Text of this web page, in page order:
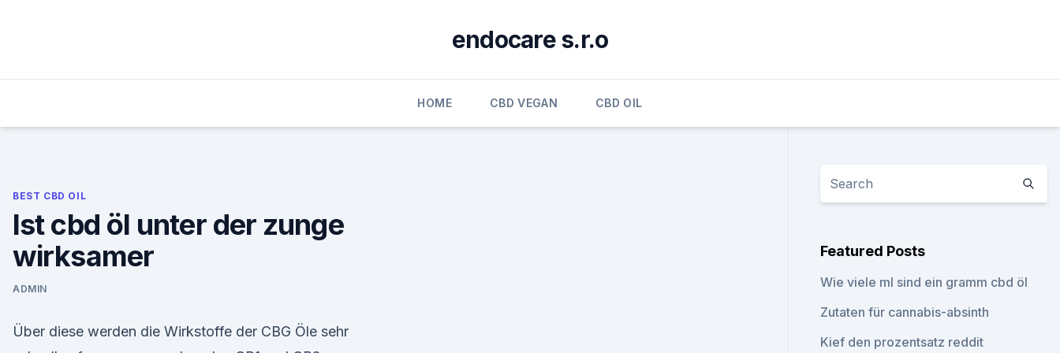
endocare s.r.o
HOME CBD VEGAN CBD OIL
BEST CBD OIL
Ist cbd öl unter der zunge
wirksamer
ADMIN
Über diese werden die Wirkstoffe der CBG Öle sehr
Featured Posts
Wie viele ml sind ein gramm cbd öl
Zutaten für cannabis-absinth
Kief den prozentsatz reddit